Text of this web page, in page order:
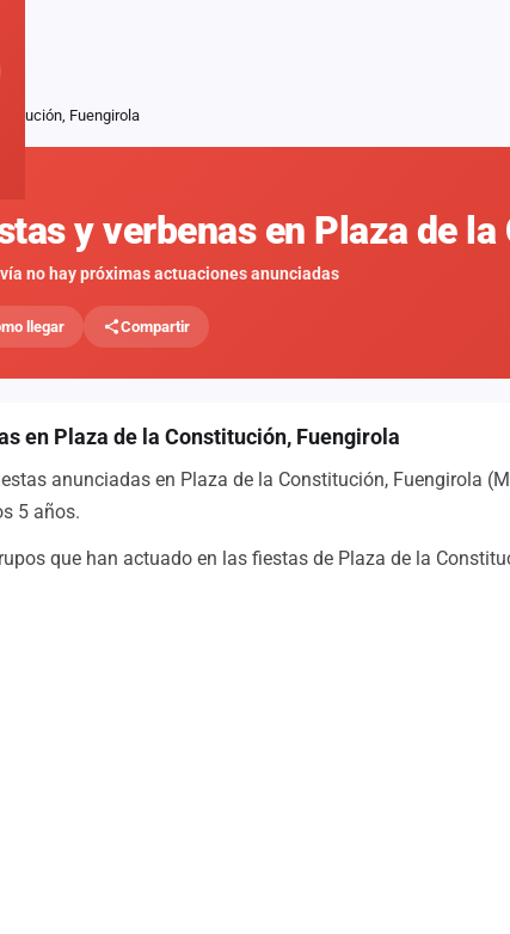
Fuengirola
y verbenas en Plaza de
no hay próximas actuaciones anunciadas
llegar Compartir
en Plaza de la Constitución, Fuengirola
anunciadas en Plaza de la Constitución, Fuengirola
5 años.
que han actuado en las fiestas de Plaza de la